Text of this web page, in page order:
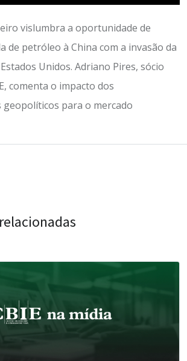
vislumbra a oportunidade de
de petróleo à China com a invasão da
Unidos. Adriano Pires, sócio
comenta o impacto dos
para o mercado